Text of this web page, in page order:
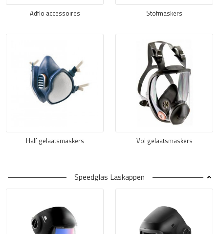
Adflo accessoires Stofmaskers
Half gelaatsmaskers Vol gelaatsmaskers
Speedglas Laskappen